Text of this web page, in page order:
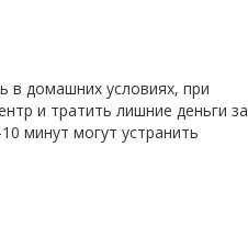
в домашних условиях, при
и тратить лишние деньги за
минут могут устранить